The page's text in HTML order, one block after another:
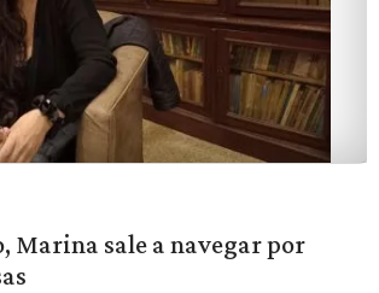
Marina sale a navegar por